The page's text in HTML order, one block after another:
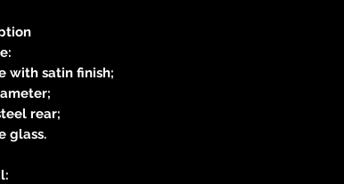
with satin finish;
rear;
glass.